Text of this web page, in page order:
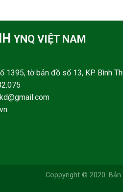
YNQ VIỆT NAM
1395, tờ bản đồ số 13, KP. Bình
Coppyright © 2020. Bản